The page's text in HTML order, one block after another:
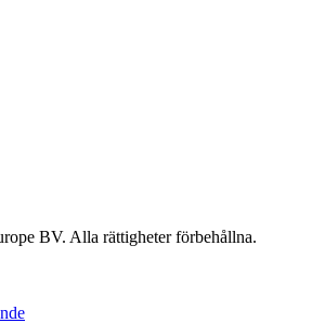
BV. Alla rättigheter förbehållna.